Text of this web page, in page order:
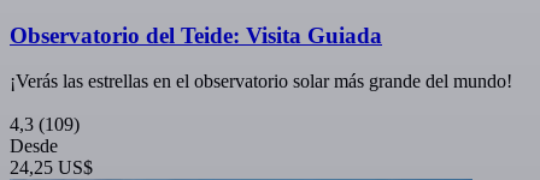
Observatorio del Teide: Visita Guiada
¡Verás las estrellas en el observatorio solar más grande del mundo!
4,3 (109)
Desde
24,25 US$